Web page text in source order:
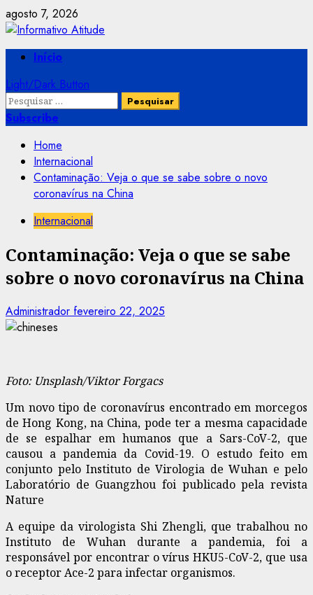
Skip
to
content
agosto 7, 2026
PrimaryInício
Light/Dark Button
Pesquisar
por:
Subscribe
Home
Internacional
Contaminação: Veja o que se sabe sobre o novo
coronavírus na China
Internacional
Contaminação: Veja o que se sabe
sobre o novo coronavírus na China
Administrador fevereiro 22, 2025
Foto: Unsplash/Viktor Forgacs
Um novo tipo de coronavírus encontrado em morcegos
de Hong Kong, na China, pode ter a mesma capacidade
de se espalhar em humanos que a Sars-CoV-2, que
causou a pandemia da Covid-19. O estudo feito em
conjunto pelo Instituto de Virologia de Wuhan e pelo
Laboratório de Guangzhou foi publicado pela revista
Nature
A equipe da virologista Shi Zhengli, que trabalhou no
Instituto de Wuhan durante a pandemia, foi a
responsável por encontrar o vírus HKU5-CoV-2, que usa
o receptor Ace-2 para infectar organismos.